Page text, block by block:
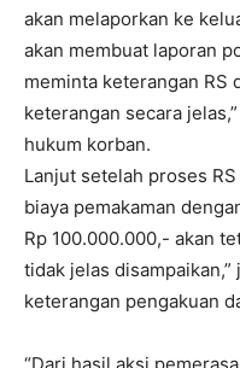
akan melaporkan ke
akan membuat laporan
meminta keterangan RS
keterangan secara
hukum korban.
Lanjut setelah proses
biaya pemakaman
Rp 100.000.000,- akan
tidak jelas
keterangan pengakuan